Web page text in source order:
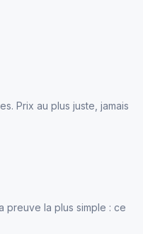
Prix au plus juste, jamais
preuve la plus simple : ce